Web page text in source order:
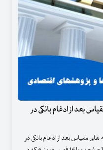
بعد از ادغام بانکی در
مقیاس بعد از ادغام بانکی در